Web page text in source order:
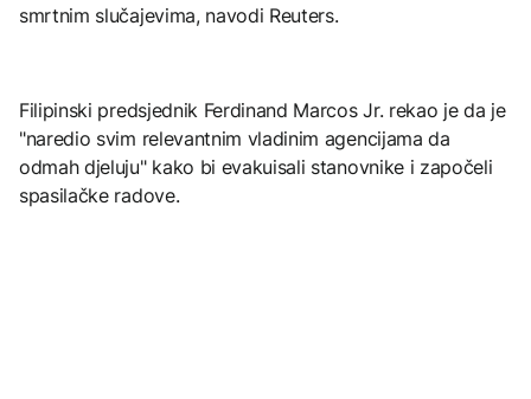
smrtnim slučajevima, navodi Reuters.
Filipinski predsjednik Ferdinand Marcos Jr. rekao je da je
"naredio svim relevantnim vladinim agencijama da
odmah djeluju" kako bi evakuisali stanovnike i započeli
spasilačke radove.